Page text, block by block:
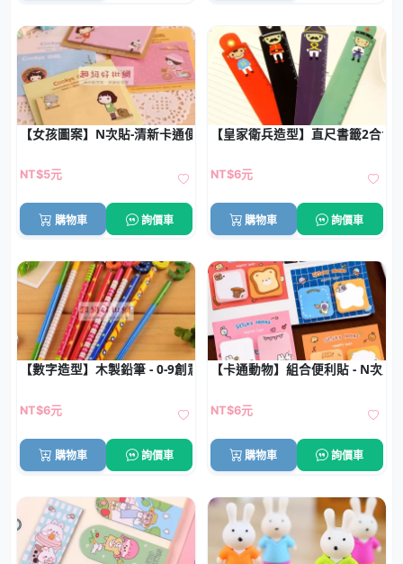
【女孩圖案】N次貼-清新卡通便利貼
NT$5元
購物車 詢價車
【皇家衛兵造型】直尺書籤2合1 -
NT$6元
購物車 詢價車
【數字造型】木製鉛筆 - 0-9創意學習文具
NT$6元
購物車 詢價車
【卡通動物】組合便利貼 - N次貼
NT$6元
購物車 詢價車